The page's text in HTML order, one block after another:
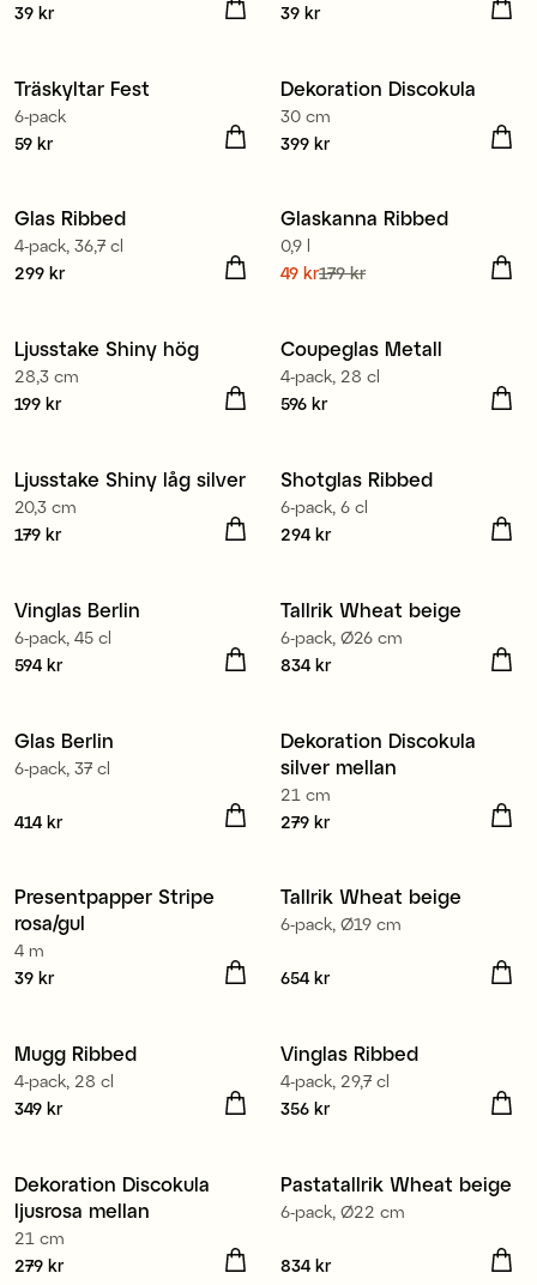
Pris:
39 kr Pris:
39 kr
Träskyltar Fest
6-pack
Pris:
59 kr
Dekoration Discokula
30 cm
Pris :399 kr
399 kr
Glas Ribbed
4-pack, 36,7 cl
Pris :299 kr
299 kr
Sale
Glaskanna Ribbed
0,9 l
Nuvarande pris
49 kr179 kr
Ljusstake Shiny hög
28,3 cm
Pris :199 kr
199 kr
Coupeglas Metall
4-pack, 28 cl
Pris :596 kr
596 kr
Ljusstake Shiny låg silver
20,3 cm
Pris :179 kr
179 kr
Shotglas Ribbed
6-pack, 6 cl
Pris :294 kr
294 kr
Vinglas Berlin
6-pack, 45 cl
Pris :594 kr
594 kr
Tallrik Wheat beige
6-pack, Ø26 cm
Pris :834 kr
834 kr
Glas Berlin
6-pack, 37 cl
Pris :414 kr
414 kr
Dekoration Discokula
silver mellan
21 cm
Pris :279 kr
279 kr
3 för 99 kr
Presentpapper Stripe
rosa/gul
4 m
Pris:
39 kr
Tallrik Wheat beige
6-pack, Ø19 cm
Pris :654 kr
654 kr
Mugg Ribbed
4-pack, 28 cl
Pris :349 kr
349 kr
Vinglas Ribbed
4-pack, 29,7 cl
Pris :356 kr
356 kr
Dekoration Discokula
ljusrosa mellan
21 cm
Pris :279 kr
279 kr
Pastatallrik Wheat beige
6-pack, Ø22 cm
Pris :834 kr
834 kr